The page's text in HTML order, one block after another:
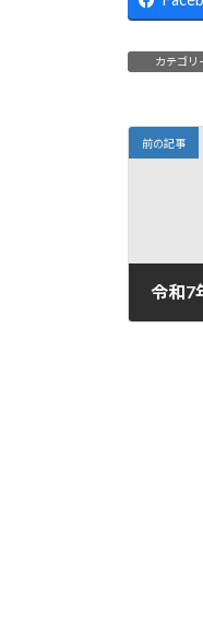
カテゴリ
前の記事